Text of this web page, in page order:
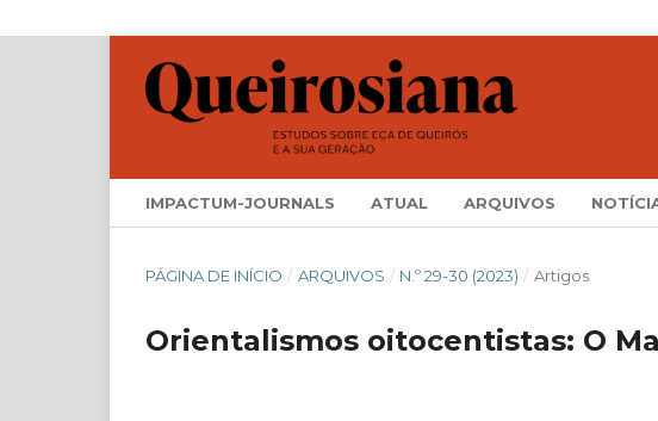
IMPACTUM-JOURNALS ATUAL ARQUIVOS
PÁGINA DE INÍCIO / ARQUIVOS / N.º 29-30 (2023) / Artigos
Orientalismos oitocentistas: O